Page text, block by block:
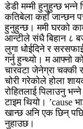
डेडी मम्मी हुनुहुन्छ
कतिबेला कहाँ जान्छन
हुनुहुन्छ। ममी घरको
आन्टीले संधै बिहान ८
लुगा धोईदिने र
गर्नु हुन्थ्यो। म आफ्नो
चारवटा जेनेग्रा चक्की
चोरी गरेकोले होला
रोहितलाई पिलाउनु
टाइम थियो। ’cause
खान्छ अनि एक छिन्
नुहाउछ।